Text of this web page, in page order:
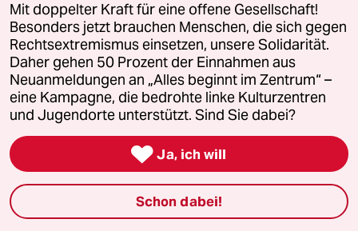
taz Archiv
Mehr taz Angebote
Reisen
Kantine
Mit doppelter Kraft für eine offene Gesellschaft!
Besonders jetzt brauchen Menschen, die sich gegen
Rechtsextremismus einsetzen, unsere Solidarität.
Daher gehen 50 Prozent der Einnahmen aus
Neuanmeldungen an „Alles beginnt im Zentrum“ –
eine Kampagne, die bedrohte linke Kulturzentren
und Jugendorte unterstützt. Sind Sie dabei?
 Ja, ich will
Schon dabei!